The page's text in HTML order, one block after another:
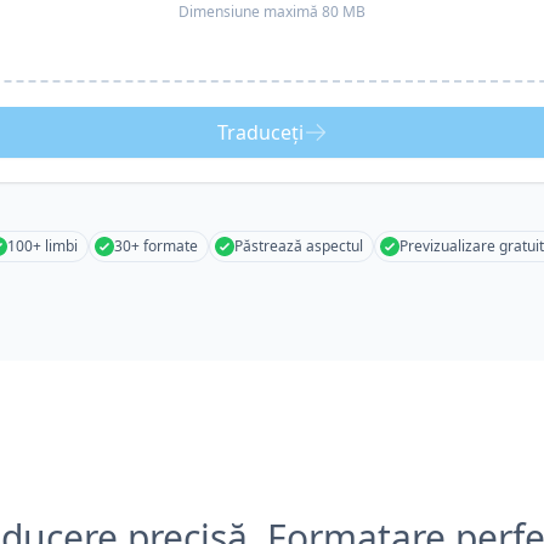
Dimensiune maximă 80 MB
Traduceți
100+ limbi 30+ formate Păstrează aspectul Previzualizare